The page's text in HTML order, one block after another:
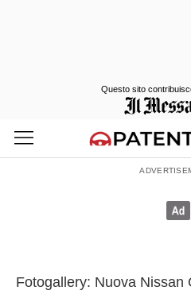
Fotogallery: Nuova Nissan
Questo sito